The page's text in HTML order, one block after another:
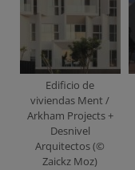
Edificio de
viviendas Ment /
Arkham Projects +
Desnivel
Arquitectos (©
Zaickz Moz)